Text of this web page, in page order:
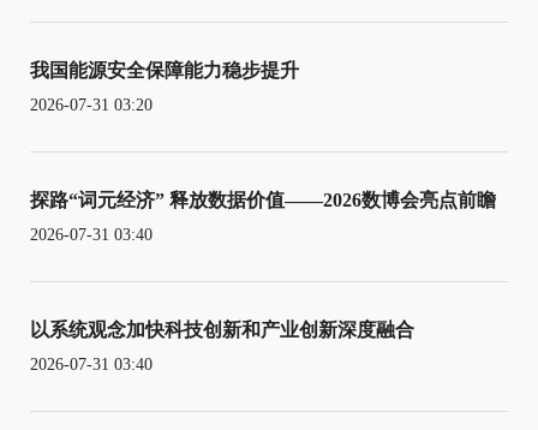
我国能源安全保障能力稳步提升
2026-07-31 03:20
探路“词元经济” 释放数据价值——2026数博会亮点前瞻
2026-07-31 03:40
以系统观念加快科技创新和产业创新深度融合
2026-07-31 03:40